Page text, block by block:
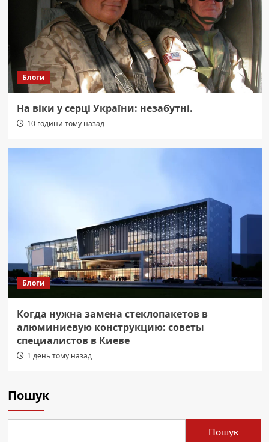
Блоги
На віки у серці України: незабутні.
10 години тому назад
Блоги
Когда нужна замена стеклопакетов в
алюминиевую конструкцию: советы
специалистов в Киеве
1 день тому назад
Пошук
Пошук